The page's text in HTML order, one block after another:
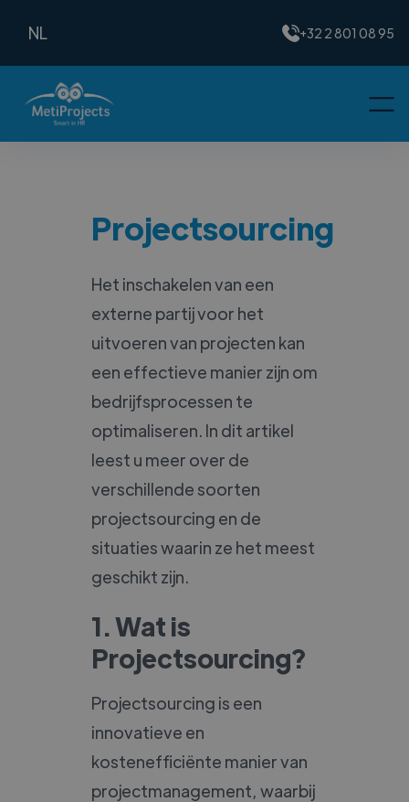
NL +32 2 801 08 95
Projectsourcing
Het inschakelen van een
externe partij voor het
uitvoeren van projecten kan
een effectieve manier zijn om
bedrijfsprocessen te
optimaliseren. In dit artikel
leest u meer over de
verschillende soorten
projectsourcing en de
situaties waarin ze het meest
geschikt zijn.
1. Wat is
Projectsourcing?
Projectsourcing is een
innovatieve en
kostenefficiënte manier van
projectmanagement, waarbij